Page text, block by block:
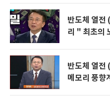
반도체 열전
리 " 최초의
반도체 열
메모리 풍향